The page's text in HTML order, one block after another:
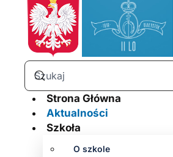
Strona Główna
Aktualności
Szkoła
O szkole